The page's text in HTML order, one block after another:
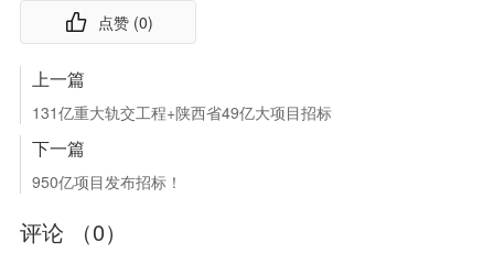
点赞 (0)
上一篇
131亿重大轨交工程+陕西省49亿大项目招标
下一篇
950亿项目发布招标！
评论 （0）